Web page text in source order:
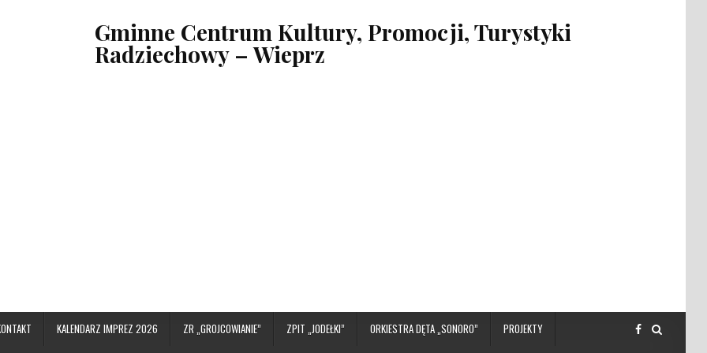
Gminne Centrum Kultury, Promocji, Turystyki
Radziechowy – Wieprz
KALENDARZ IMPREZ 2026 ZR „GROJCOWIANIE” ZPIT „JODEŁKI” ORKIESTRA DĘTA „SONORO” PROJEKTY